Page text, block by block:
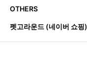
OTHERS
펫고라운드 (네이버 쇼핑)